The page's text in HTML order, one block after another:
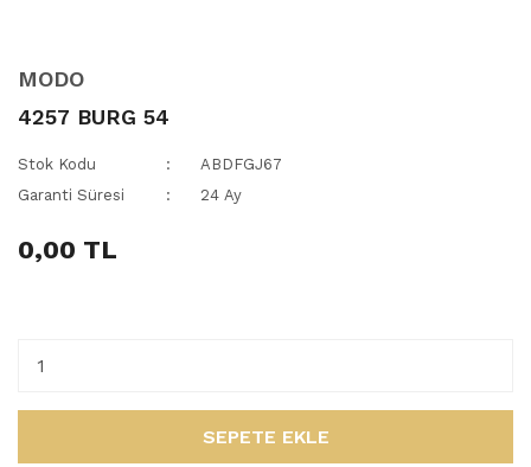
MODO
4257 BURG 54
Stok Kodu
ABDFGJ67
Garanti Süresi
24 Ay
0,00 TL
SEPETE EKLE